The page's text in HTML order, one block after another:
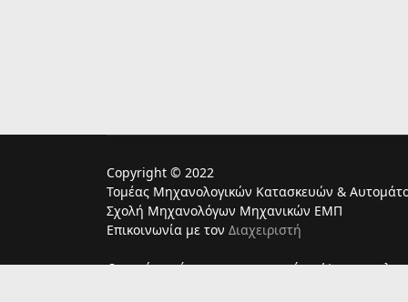
Copyright © 2022
Τομέας Μηχανολογικών Κατασκευών &
Σχολή Μηχανολόγων Μηχανικών ΕΜΠ
Επικοινωνία με τον Διαχειριστή
Ο παρών ιστότοπος χρησιμoποιεί cookies για τη